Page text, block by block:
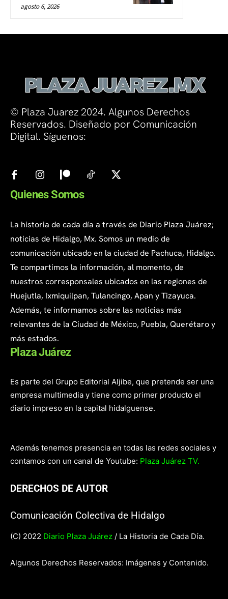
agosto 6, 2026
© Plaza Juarez 2024. Algunos Derechos
Reservados. Diseñado por Comunicación
Digital. Síguenos:
Quienes Somos
La historia de cada día a través de Diario Plaza Juárez;
noticias de Hidalgo, Mx. Somos un medio de
comunicación ubicado en la ciudad de Pachuca, Hidalgo.
Te compartimos la información, al momento, de
nuestros corresponsales ubicados en las regiones de
Huejutla, Ixmiquilpan, Tulancingo, Apan y Tizayuca.
Además, te informamos sobre las noticias más
relevantes de la Ciudad de México, Puebla, Querétaro y
más estados.
Plaza Juárez
Es parte del Grupo Editorial Aljibe, que pretende ser una
empresa multimedia y tiene como primer producto el
diario impreso en la capital hidalguense.
Además tenemos presencia en todas las redes sociales y
contamos con un canal de Youtube: Plaza Juárez TV.
DERECHOS DE AUTOR
Comunicación Colectiva de Hidalgo
(C) 2022 Diario Plaza Juárez / La Historia de Cada Día.
Algunos Derechos Reservados: Imágenes y Contenido.